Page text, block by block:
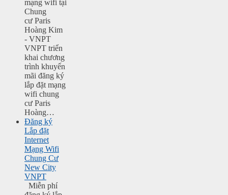
mạng wifi tại
Chung
cư Paris
Hoàng Kim
- VNPT
VNPT triển
khai chương
trình khuyến
mãi đăng ký
lắp đặt mạng
wifi chung
cư Paris
Hoàng…
Đăng ký
Lắp đặt
Internet
Mạng Wifi
Chung Cư
New City
VNPT
Miễn phí